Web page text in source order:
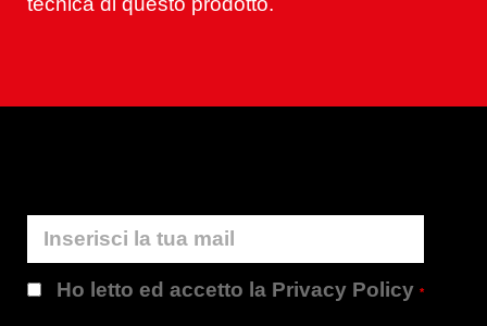
Ho letto ed accetto la Privacy Policy*